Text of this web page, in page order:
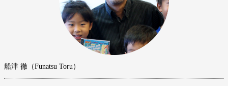
船津 徹（Funatsu Toru）